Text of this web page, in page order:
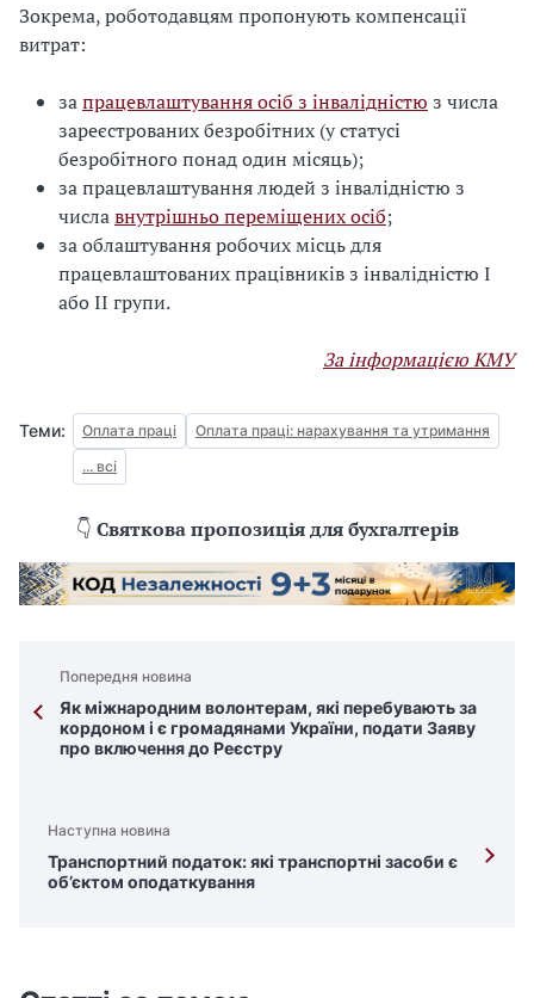
Зокрема, роботодавцям пропонують компенсації
витрат:
запрацевлаштування осіб з інвалідністю з числа
зареєстрованих безробітних (у статусі
безробітного понад один місяць);
за працевлаштування людей з інвалідністю з
числавнутрішньо переміщених осіб;
за облаштування робочих місць для
працевлаштованих працівників з інвалідністю I
або II групи.
За інформацією КМУ
Теми: Оплата праці
Оплата праці: нарахування та утримання
... всі
👇 Святкова пропозиція для бухгалтерів
Попередня новина
Як міжнародним волонтерам, які перебувають за
кордоном і є громадянами України, подати Заяву
про включення до Реєстру
Наступна новина
Транспортний податок: які транспортні засоби є
об’єктом оподаткування